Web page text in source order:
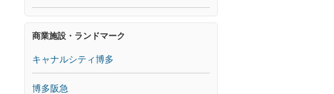
商業施設・ランドマーク
キャナルシティ博多
博多阪急